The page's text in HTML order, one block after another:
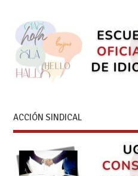
ACCIÓN SINDICAL